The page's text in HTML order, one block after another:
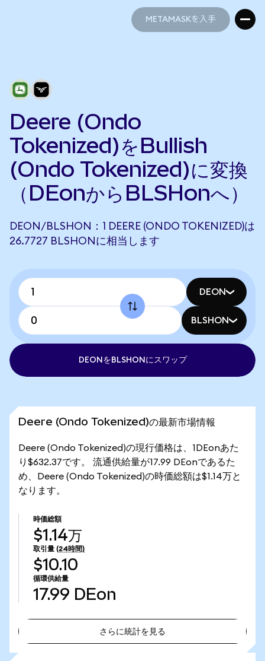
METAMASKを入手
Deere (Ondo
Tokenized)をBullish
(Ondo Tokenized)に変換
（DEonからBLSHonへ）
DEON/BLSHON：1 DEERE (ONDO TOKENIZED)は
26.7727 BLSHONに相当します
DEON
BLSHON
DEONをBLSHONにスワップ
Deere (Ondo Tokenized)の最新市場情報
Deere (Ondo Tokenized)の現行価格は、1DEonあた
り$632.37です。 流通供給量が17.99 DEonであるた
め、Deere (Ondo Tokenized)の時価総額は$1.14万と
なります。
時価総額
$1.14万
取引量 (24時間)
$10.10
循環供給量
17.99 DEon
さらに統計を見る